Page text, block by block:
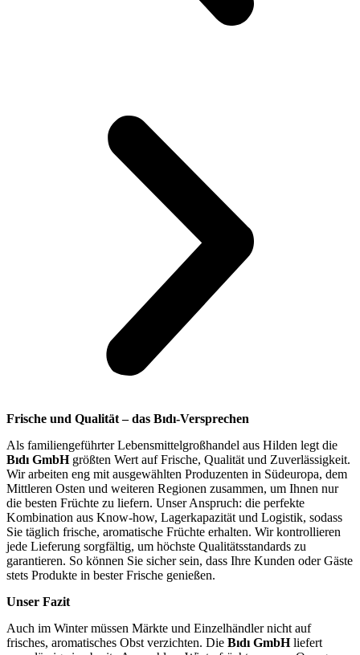
Frische und Qualität – das Bıdı-Versprechen
Als familiengeführter Lebensmittelgroßhandel aus Hilden legt die
Bıdı GmbHgrößten Wert auf Frische, Qualität und Zuverlässigkeit.
Wir arbeiten eng mit ausgewählten Produzenten in Südeuropa, dem
Mittleren Osten und weiteren Regionen zusammen, um Ihnen nur
die besten Früchte zu liefern. Unser Anspruch: die perfekte
Kombination aus Know-how, Lagerkapazität und Logistik, sodass
Sie täglich frische, aromatische Früchte erhalten. Wir kontrollieren
jede Lieferung sorgfältig, um höchste Qualitätsstandards zu
garantieren. So können Sie sicher sein, dass Ihre Kunden oder Gäste
stets Produkte in bester Frische genießen.
Unser Fazit
Auch im Winter müssen Märkte und Einzelhändler nicht auf
frisches, aromatisches Obst verzichten. Die Bıdı GmbHliefert